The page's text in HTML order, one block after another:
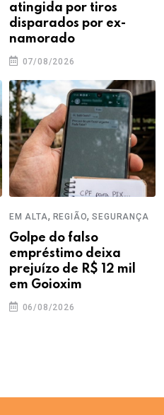
atingida por tiros
disparados por ex-
namorado
07/08/2026
EM ALTA, REGIÃO,SEGURANÇA
Golpe do falso
empréstimo deixa
prejuízo de R$ 12 mil
em Goioxim
06/08/2026